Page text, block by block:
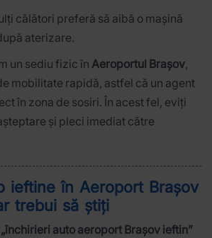
călători preferă să aibă o mașină
aterizare.
un sediu fizic în Aeroportul Brașov,
mobilitate rapidă, astfel că un agent
în zona de sosiri. În acest fel, eviți
și pleci imediat către
ieftine în Aeroport Brașov
trebui să știți
„închirieri auto aeroport Brașov ieftin”